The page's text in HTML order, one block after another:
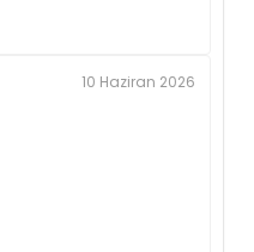
10 Haziran 2026